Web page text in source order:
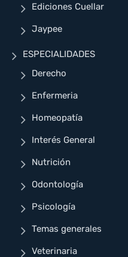
Ediciones Cuellar
Jaypee
ESPECIALIDADES
Derecho
Enfermeria
Homeopatía
Interés General
Nutrición
Odontología
Psicología
Temas generales
Veterinaria